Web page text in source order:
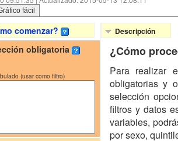
fácil
comenzar?
obligatoria
(usar como filtro)
Descripción
¿Cómo
Para realizar
obligatorias y
selección
filtros y datos
variables,
por sexo,